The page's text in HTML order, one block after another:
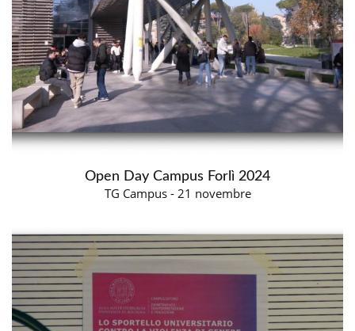
Open Day Campus Forlì 2024
TG Campus - 21 novembre